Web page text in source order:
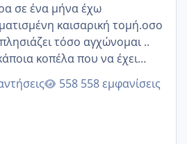
σε ένα μήνα έχω
καισαρική τομή.οσο
τόσο αγχώνομαι ..
κοπέλα που να έχει
ιστορικό να μας πει την
σημειώσω είναι η
558 εμφανίσεις